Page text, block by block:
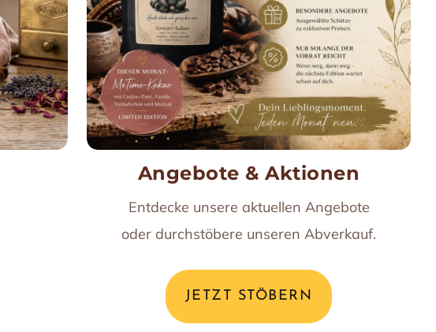
Angebote & Aktionen
Entdecke unsere aktuellen Angebote
oder durchstöbere unseren Abverkauf.
JETZT STÖBERN